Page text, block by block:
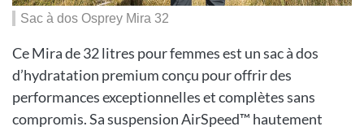
Sac à dos Osprey Mira 32
Ce Mira de 32 litres pour femmes est un sac à dos
d’hydratation premium conçu pour offrir des
performances exceptionnelles et complètes sans
compromis. Sa suspension AirSpeed™ hautement